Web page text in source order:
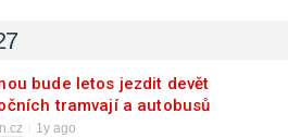
bude letos jezdit devět
tramvají a autobusů
1y ago